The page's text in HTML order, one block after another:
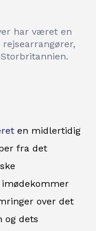
har været en
en midlertidig
fra det
imødekommer
over det
og dets